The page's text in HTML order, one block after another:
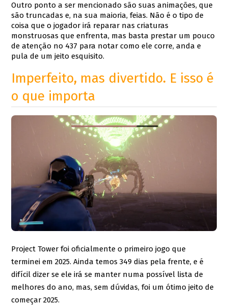
Outro ponto a ser mencionado são suas animações, que
são truncadas e, na sua maioria, feias. Não é o tipo de
coisa que o jogador irá reparar nas criaturas
monstruosas que enfrenta, mas basta prestar um pouco
de atenção no 437 para notar como ele corre, anda e
pula de um jeito esquisito.
Imperfeito, mas divertido. E isso é
o que importa
Project Tower foi oficialmente o primeiro jogo que
terminei em 2025. Ainda temos 349 dias pela frente, e é
difícil dizer se ele irá se manter numa possível lista de
melhores do ano, mas, sem dúvidas, foi um ótimo jeito de
começar 2025.